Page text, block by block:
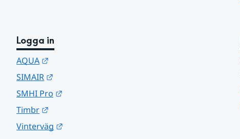
Logga in
AQUA
SIMAIR
SMHI Pro
Timbr
Vinterväg